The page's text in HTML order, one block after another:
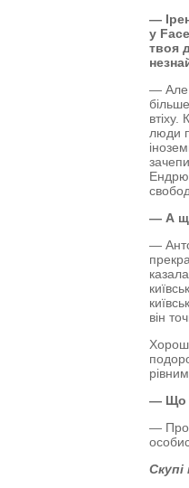
—
у
твоя
— Але
люди
Ендрю
— А
—
він
— Що
—
Скупі